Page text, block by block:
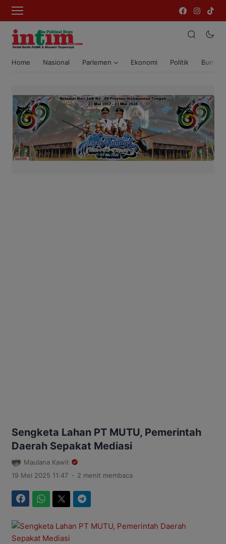
Home Nasional Parlemen Ekonomi Politik Bumi
Sengketa Lahan PT MUTU, Pemerintah
Daerah Sepakat Mediasi
Maulana Kawit
19 Mei 2025 11:47 . 2 menit membaca